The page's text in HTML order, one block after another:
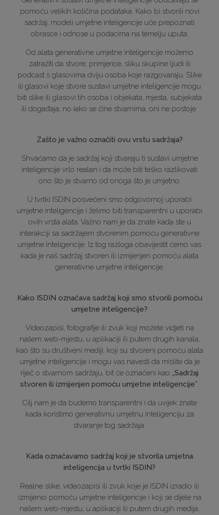
pomoću velikih količina podataka. Kako bi stvorili novi
sadržaj, modeli umjetne inteligencije uče prepoznati
obrasce i odnose u podacima na temelju uputa.
Od alata generativne umjetne inteligencije možemo
zatražiti da stvore, primjerice, sliku skupine ljudi ili
podcast s glasovima dviju osoba koje razgovaraju. Slike
ili glasovi koje stvore sustavi umjetne inteligencije mogu
biti slike ili glasovi tih osoba i objekata, mjesta, subjekata
ili događaja, no iako se čine stvarnima, oni ne postoje.
Zašto je važno označiti ovu vrstu sadržaja?
Shvaćamo da je sadržaj koji stvaraju ti sustavi umjetne
inteligencije vrlo realan i da može biti teško razlikovati
ono što je stvarno od onoga što je umjetno.
U tvrtki ISDIN posvećeni smo odgovornoj uporabi
umjetne inteligencije i želimo biti transparentni u uporabi
ovih vrsta alata. Važno nam je da znate kada ste u
interakciji sa sadržajem stvorenim pomoću generativne
umjetne inteligencije. Iz tog razloga obavijestit ćemo vas
kada je naš sadržaj stvoren ili izmijenjen pomoću alata
generativne umjetne inteligencije.
Kako ISDIN označava sadržaj koji smo stvorili pomoću
umjetne inteligencije?
Videozapisi, fotografije ili zvuk koji možete vidjeti na
našem web-mjestu, u aplikaciji ili putem drugih kanala,
kao što su društveni mediji, koji su stvoreni pomoću alata
umjetne inteligencije i mogu vas navesti da mislite da je
riječ o stvarnom sadržaju, bit će označeni kao „Sadržaj
stvoren ili izmijenjen pomoću umjetne inteligencije”.
Cilj nam je da budemo transparentni i da uvijek znate
kada koristimo generativnu umjetnu inteligenciju za
stvaranje tog sadržaja.
Kada označavamo sadržaj koji je stvorila umjetna
inteligencija u tvrtki ISDIN?
Realne slike, videozapisi ili zvuk koje je ISDIN izradio ili
izmijenio pomoću umjetne inteligencije i koji se dijele na
našem web-mjestu, u aplikaciji ili putem drugih medija,